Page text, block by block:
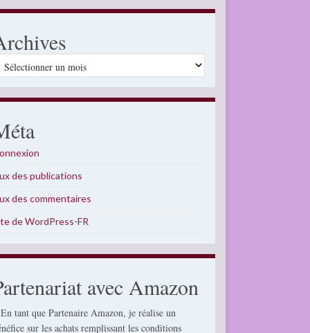
des publications
des commentaires
de WordPress-FR
avec Amazon
tant que Partenaire Amazon, je réalise un
sur les achats remplissant les conditions